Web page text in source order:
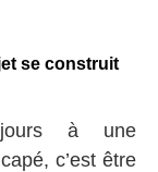
se construit
à une
c’est être